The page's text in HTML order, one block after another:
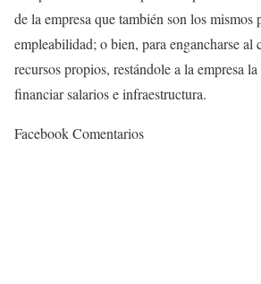
de la empresa que también son los mismos
empleabilidad; o bien, para engancharse al
recursos propios, restándole a la empresa
financiar salarios e infraestructura.
Facebook Comentarios